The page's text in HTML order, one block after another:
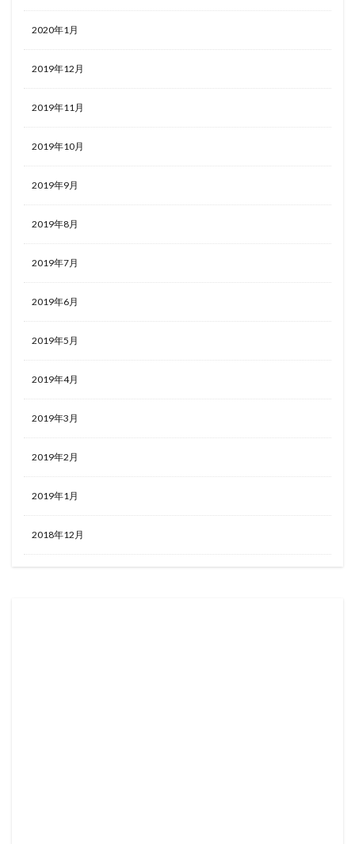
2020年1月
2019年12月
2019年11月
2019年10月
2019年9月
2019年8月
2019年7月
2019年6月
2019年5月
2019年4月
2019年3月
2019年2月
2019年1月
2018年12月